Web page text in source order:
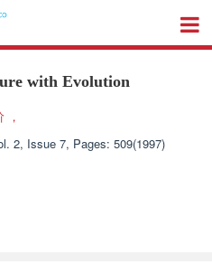
with Evolution
，
2, Issue 7, Pages: 509(1997)